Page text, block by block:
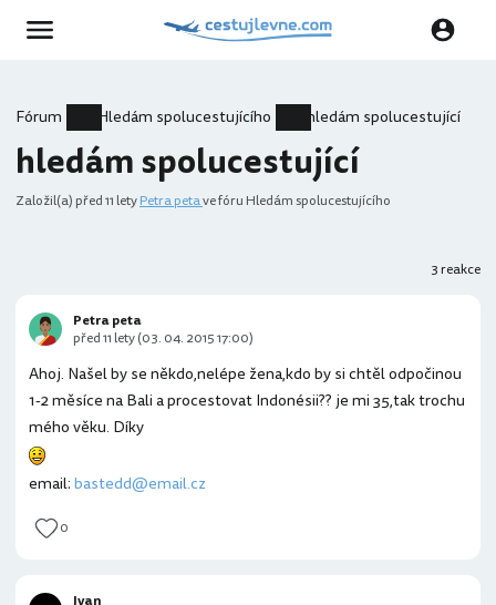
Fórum Hledám spolucestujícího hledám spolucestující
hledám spolucestující
Založil(a) před 11 letyPetra petave fóru Hledám spolucestujícího
3 reakce
Ahoj. Našel by se někdo,nelépe žena,kdo by si chtěl odpočinou
1-2 měsíce na Bali a procestovat Indonésii?? je mi 35,tak trochu
mého věku. Díky
email:bastedd@email.cz
0
Petra peta
před 11 lety (03. 04. 2015 17:00)
Ivan